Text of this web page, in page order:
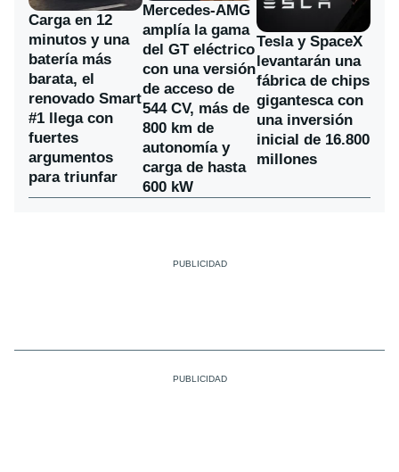
Carga en 12
minutos y una
batería más
barata, el
renovado Smart
#1 llega con
fuertes
argumentos
para triunfar
Mercedes-AMG
amplía la gama
del GT eléctrico
con una versión
de acceso de
544 CV, más de
800 km de
autonomía y
carga de hasta
600 kW
Tesla y SpaceX
levantarán una
fábrica de chips
gigantesca con
una inversión
inicial de 16.800
millones